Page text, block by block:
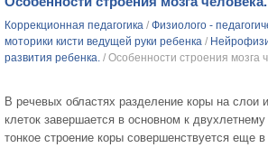
СОЦИАЛЬНАЯ ПЕДАГОГИКА УЧЕБНЫЕ
Коррекционная педагогика / Физиолого -
моторики кисти ведущей руки ребенка /
развития ребенка. / Особенности строения мозга
В речевых областях разделение коры на слои
клеток завершается в основном к
тонкое строение коры совершенствуется еще в